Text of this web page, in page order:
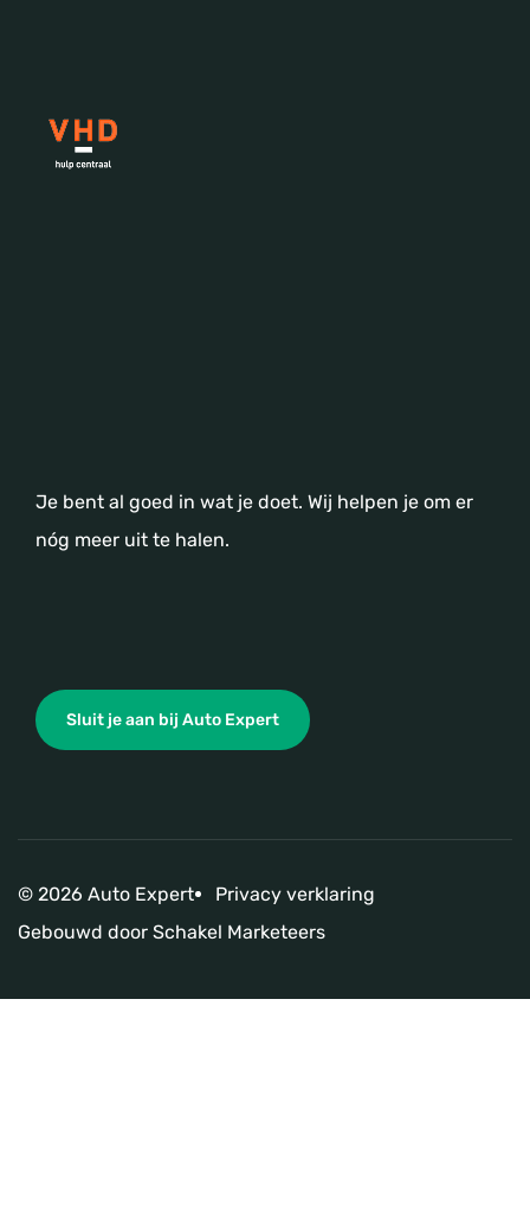
Je bent al goed in wat je doet. Wij helpen je om er
nóg meer uit te halen.
Sluit je aan bij Auto Expert
© 2026 Auto Expert
Privacy verklaring
Gebouwd door Schakel Marketeers